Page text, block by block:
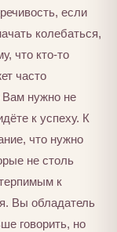
если
колебаться,
что кто-то
часто
Вам нужно не
к успеху. К
что нужно
не столь
к
Вы обладатель
говорить, но